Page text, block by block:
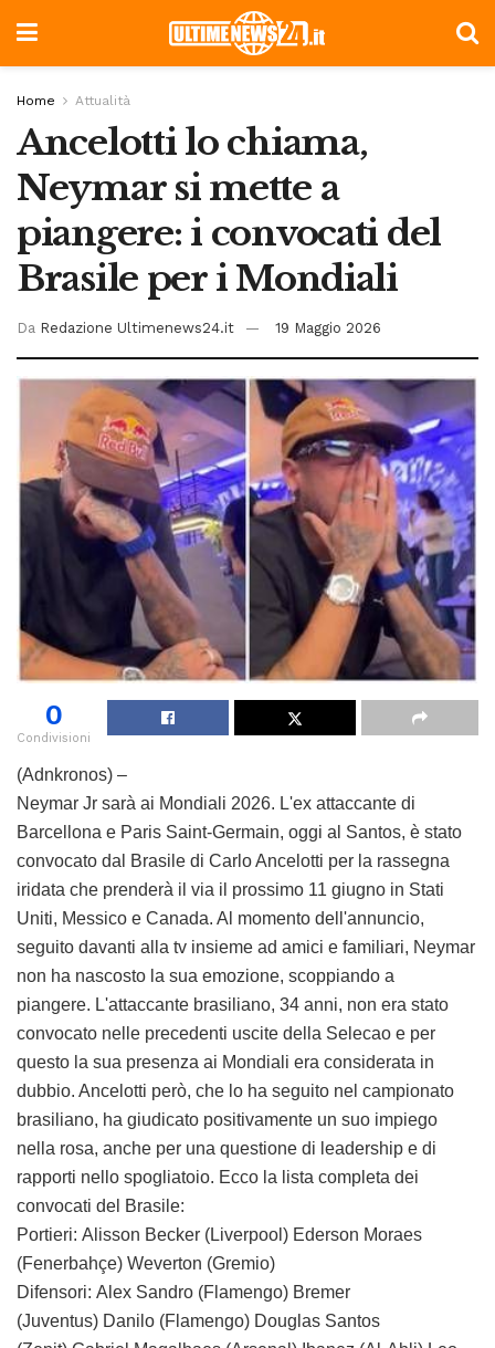
Home Attualità
Ancelotti lo chiama,
Neymar si mette a
piangere: i convocati del
Brasile per i Mondiali
Da Redazione Ultimenews24.it 19 Maggio 2026
0
Condivisioni
(Adnkronos) –
Neymar Jr sarà ai Mondiali 2026. L'ex attaccante di
Barcellona e Paris Saint-Germain, oggi al Santos, è stato
convocato dal Brasile di Carlo Ancelotti per la rassegna
iridata che prenderà il via il prossimo 11 giugno in Stati
Uniti, Messico e Canada. Al momento dell'annuncio,
seguito davanti alla tv insieme ad amici e familiari, Neymar
non ha nascosto la sua emozione, scoppiando a
piangere. L'attaccante brasiliano, 34 anni, non era stato
convocato nelle precedenti uscite della Selecao e per
questo la sua presenza ai Mondiali era considerata in
dubbio. Ancelotti però, che lo ha seguito nel campionato
brasiliano, ha giudicato positivamente un suo impiego
nella rosa, anche per una questione di leadership e di
rapporti nello spogliatoio. Ecco la lista completa dei
convocati del Brasile:
Portieri: Alisson Becker (Liverpool) Ederson Moraes
(Fenerbahçe) Weverton (Gremio)
Difensori: Alex Sandro (Flamengo) Bremer
(Juventus) Danilo (Flamengo) Douglas Santos